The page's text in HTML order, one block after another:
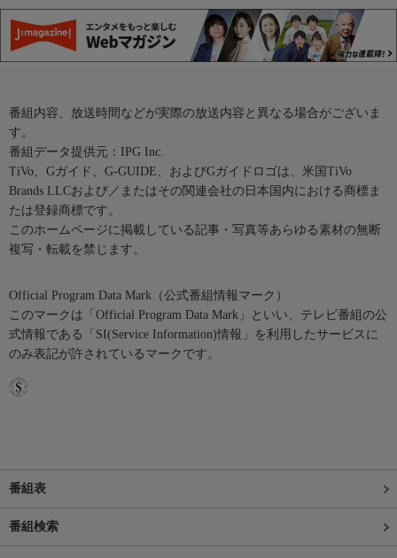
番組内容、放送時間などが実際の放送内容と異なる場合がございま
す。
番組データ提供元：IPG Inc.
TiVo、Gガイド、G-GUIDE、およびGガイドロゴは、米国TiVo
Brands LLCおよび／またはその関連会社の日本国内における商標ま
たは登録商標です。
このホームページに掲載している記事・写真等あらゆる素材の無断
複写・転載を禁じます。
Official Program Data Mark（公式番組情報マーク）
このマークは「Official Program Data Mark」といい、テレビ番組の公
式情報である「SI(Service Information)情報」を利用したサービスに
のみ表記が許されているマークです。
番組表
番組検索